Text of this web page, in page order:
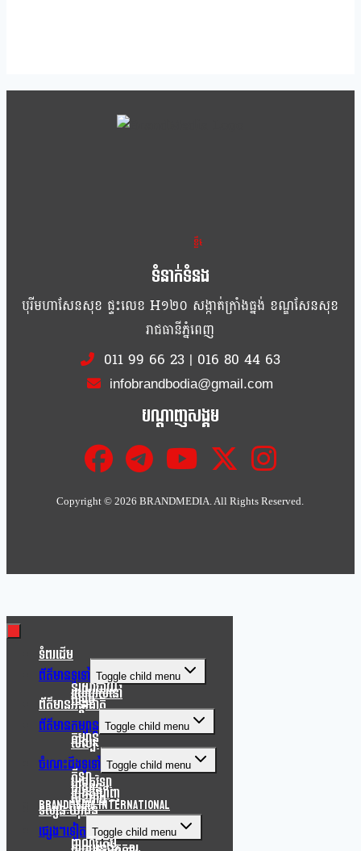
ខ្លឹម ខ្លី រហ័ស
ទំនាក់ទំនង
បុរីមហាសែនសុខ ផ្ទះលេខ H១២០ សង្កាត់ក្រាំងធ្នង់ ខណ្ឌសែនសុខ
រាជធានីភ្នំពេញ
011 99 66 23| 016 80 44 63
infobrandbodia@gmail.com
បណ្ដាញសង្គម
Copyright ©2026 BRANDMEDIA. All Rights Reserved.
ទំពរដើម
ព័ត៌មានទូទៅ Toggle child menu
នយោបាយ
របៀបរស់នៅ
សង្គម
ព័ត៌មានអន្តរជាតិ
ព័ត៌មានកម្សាន្ត Toggle child menu
កម្សាន្ត
សិល្បៈ
ចំណេះដឹងទូទៅ Toggle child menu
កីឡា
បច្ចេកវិទ្យា
បរិស្ថាន
របកគំហើញ
សុខភាព
Brandmedia international
ទស្សនៈយុវជន
ផ្សេងៗទៀត Toggle child menu
ពាណិជ្ជកម្ម